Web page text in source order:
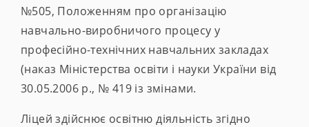
№505, Положенням про організацію
навчально-виробничого процесу у
професійно-технічних навчальних закладах
(наказ Міністерства освіти і науки України від
30.05.2006 р., № 419 із змінами.
Ліцей здійснює освітню діяльність згідно